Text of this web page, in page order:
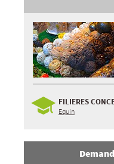
FILIERES
Equin